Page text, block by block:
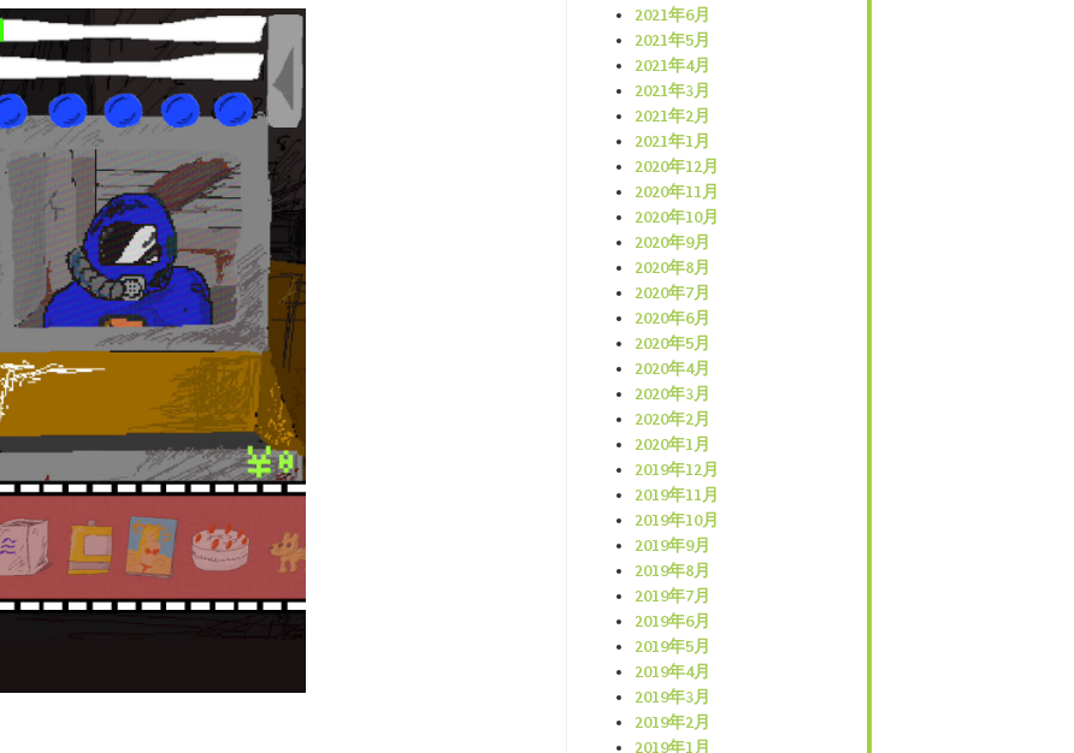
2021年6月
2021年5月
2021年4月
2021年3月
2021年2月
2021年1月
2020年12月
2020年11月
2020年10月
2020年9月
2020年8月
2020年7月
2020年6月
2020年5月
2020年4月
2020年3月
2020年2月
2020年1月
2019年12月
2019年11月
2019年10月
2019年9月
2019年8月
2019年7月
2019年6月
2019年5月
2019年4月
2019年3月
2019年2月
2019年1月